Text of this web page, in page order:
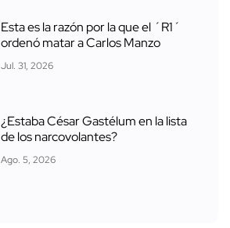
Esta es la razón por la que el ´R1´
ordenó matar a Carlos Manzo
Jul. 31, 2026
¿Estaba César Gastélum en la lista
de los narcovolantes?
Ago. 5, 2026